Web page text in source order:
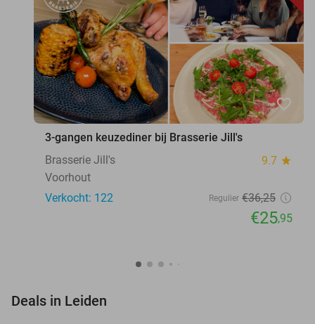
favorite_border
3-gangen keuzediner bij Brasserie Jill's
Brasserie Jill's
9.7 star
Voorhout
Verkocht: 122
Regulier €36,25
€25,95
Deals in Leiden